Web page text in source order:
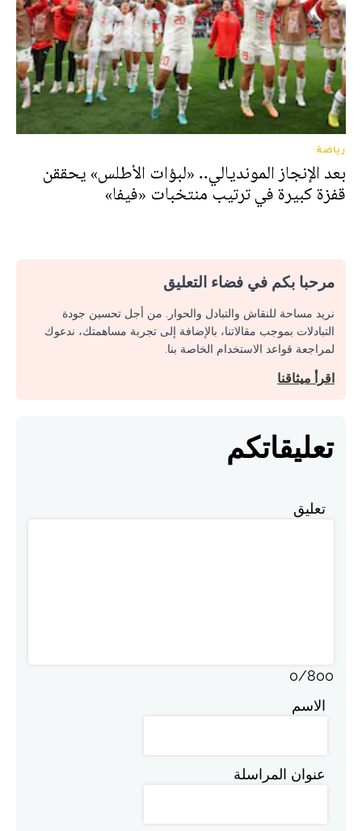
رياضة
بعد الإنجاز المونديالي.. «لبؤات الأطلس» يحققن
قفزة كبيرة في ترتيب منتخبات «فيفا»
مرحبا بكم في فضاء التعليق
نريد مساحة للنقاش والتبادل والحوار. من أجل تحسين جودة
التبادلات بموجب مقالاتنا، بالإضافة إلى تجربة مساهمتك، ندعوك
لمراجعة قواعد الاستخدام الخاصة بنا.
اقرأ ميثاقنا
تعليقاتكم
تعليق
0/800
الاسم
عنوان المراسلة